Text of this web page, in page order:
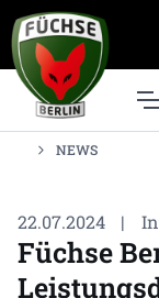
NEWS
22.07.2024 |
Füchse